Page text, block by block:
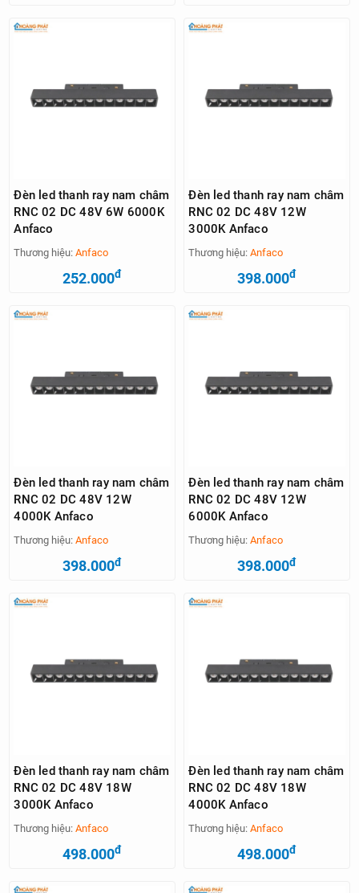
Đèn led thanh ray nam châm
RNC 02 DC 48V 6W 6000K
Anfaco
Thương hiệu:Anfaco
252.000đ
Đèn led thanh ray nam châm
RNC 02 DC 48V 12W
3000K Anfaco
Thương hiệu:Anfaco
398.000đ
Đèn led thanh ray nam châm
RNC 02 DC 48V 12W
4000K Anfaco
Thương hiệu:Anfaco
398.000đ
Đèn led thanh ray nam châm
RNC 02 DC 48V 12W
6000K Anfaco
Thương hiệu:Anfaco
398.000đ
Đèn led thanh ray nam châm
RNC 02 DC 48V 18W
3000K Anfaco
Thương hiệu:Anfaco
498.000đ
Đèn led thanh ray nam châm
RNC 02 DC 48V 18W
4000K Anfaco
Thương hiệu:Anfaco
498.000đ